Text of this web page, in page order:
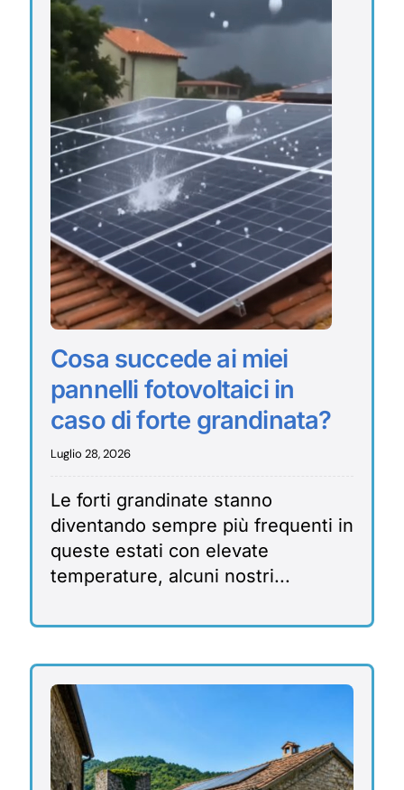
Cosa succede ai miei
pannelli fotovoltaici in
caso di forte grandinata?
Luglio 28, 2026
Le forti grandinate stanno
diventando sempre più frequenti in
queste estati con elevate
temperature, alcuni nostri...